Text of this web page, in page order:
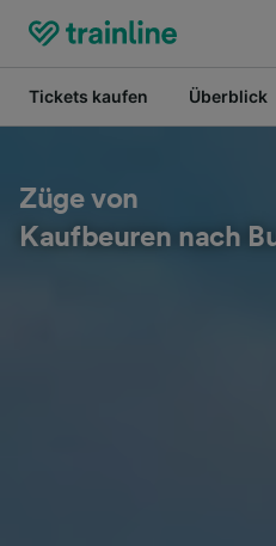
Tickets kaufen Überblick
Züge von
Kaufbeuren nach